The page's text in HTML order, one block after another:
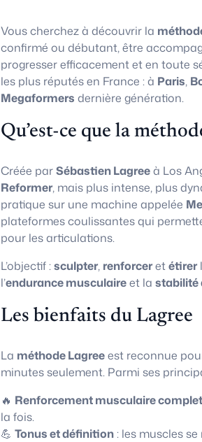
Vous cherchez à découvrir la
confirmé ou débutant, être
progresser efficacement et en toute
les plus réputés en France : à Paris,
Megaformers dernière génération.
Qu’est-ce que la
Créée parSébastien Lagreeà Los
Reformer, mais plus intense, plus
pratique sur une machine appelée
plateformes coulissantes qui
pour les articulations.
L’objectif :sculpter, renforceretétirer
l’endurance musculaireet la stabilité
Les bienfaits du Lagree
La méthode Lagreeest reconnue
minutes seulement. Parmi ses
🔥 Renforcement musculaire complet
la fois.
💪 Tonus et définition: les muscles